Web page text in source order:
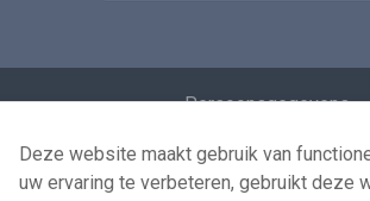
Persoonsgegevens
Voorwaarden voor het
Contacteer ons
Deze website maakt gebruik van
uw ervaring te verbeteren, gebruikt deze